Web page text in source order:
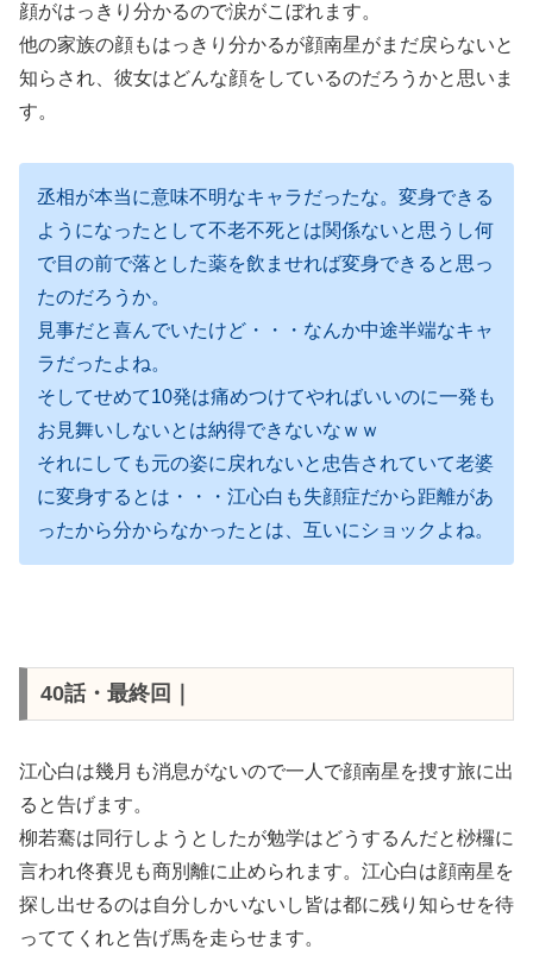
顔がはっきり分かるので涙がこぼれます。
他の家族の顔もはっきり分かるが顔南星がまだ戻らないと
知らされ、彼女はどんな顔をしているのだろうかと思いま
す。
丞相が本当に意味不明なキャラだったな。変身できる
ようになったとして不老不死とは関係ないと思うし何
で目の前で落とした薬を飲ませれば変身できると思っ
たのだろうか。
見事だと喜んでいたけど・・・なんか中途半端なキャ
ラだったよね。
そしてせめて10発は痛めつけてやればいいのに一発も
お見舞いしないとは納得できないなｗｗ
それにしても元の姿に戻れないと忠告されていて老婆
に変身するとは・・・江心白も失顔症だから距離があ
ったから分からなかったとは、互いにショックよね。
40話・最終回｜
江心白は幾月も消息がないので一人で顔南星を捜す旅に出
ると告げます。
柳若騫は同行しようとしたが勉学はどうするんだと桫欏に
言われ佟賽児も商別離に止められます。江心白は顔南星を
探し出せるのは自分しかいないし皆は都に残り知らせを待
っててくれと告げ馬を走らせます。